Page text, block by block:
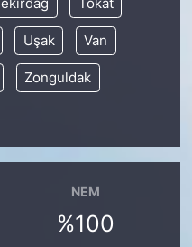
Tekirdağ Tokat
Uşak Van
Zonguldak
NEM
%100